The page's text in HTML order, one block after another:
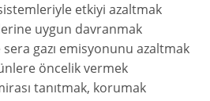
etkiyi azaltmak
uygun davranmak
sera gazı emisyonunu azaltmak
öncelik vermek
tanıtmak, korumak